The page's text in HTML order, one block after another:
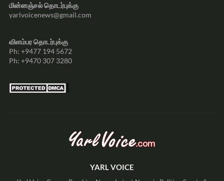
மின்னஞ்சல் தொடர்புக்கு
yarlvoicenews@gmail.com
விளம்பர தொடர்புக்கு
Ph: +9477 194 5672
Ph: +9470 307 3280
YARL VOICE